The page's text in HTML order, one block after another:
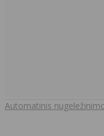
Automatinis